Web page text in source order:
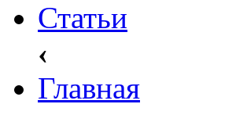
Статьи
‹
Главная